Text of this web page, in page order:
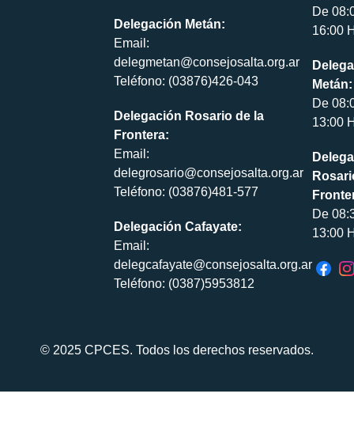
Delegación Metán:
Email:
delegmetan@consejosalta.org.ar
Teléfono: (03876)426-043
Delegación Rosario de la
Frontera:
Email:
delegrosario@consejosalta.org.ar
Teléfono: (03876)481-577
Delegación Cafayate:
Email:
delegcafayate@consejosalta.org.ar
Teléfono: (0387)5953812
De
16:00
Metán:
De
13:00
De
13:00
© 2025 CPCES. Todos los derechos reservados.